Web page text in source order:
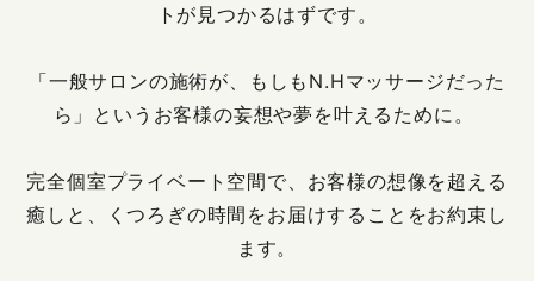
トが見つかるはずです。
「一般サロンの施術が、もしもN.Hマッサージだった
ら」というお客様の妄想や夢を叶えるために。
完全個室プライベート空間で、お客様の想像を超える
癒しと、
くつろぎの時間をお届けすることをお約束し
ます。